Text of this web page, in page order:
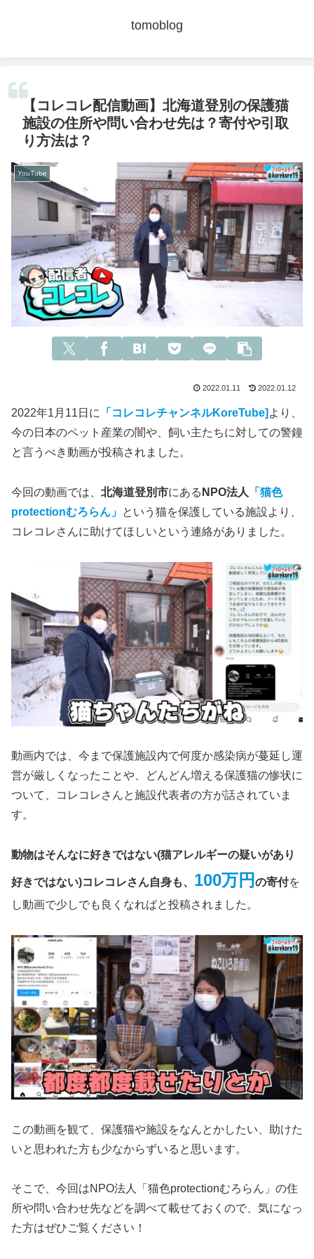
tomoblog
【コレコレ配信動画】北海道登別の保護猫
施設の住所や問い合わせ先は？寄付や引取
り方法は？
YouTube
2022.01.11 2022.01.12
2022年1月11日に 「コレコレチャンネルKoreTube] より、
今の日本のペット産業の闇や、飼い主たちに対しての警鐘
と言うべき動画が投稿されました。
今回の動画では、 北海道登別市にある NPO法人
「猫色
protectionむろらん」 という猫を保護している施設より、
コレコレさんに助けてほしいという連絡がありました。
動画内では、今まで保護施設内で何度か感染病が蔓延し運
営が厳しくなったことや、どんどん増える保護猫の惨状に
ついて、コレコレさんと施設代表者の方が話されていま
す。
動物はそんなに好きではない(猫アレルギーの疑いがあり
好きではない)コレコレさん自身も、 100万円 の寄付を
し動画で少しでも良くなればと投稿されました。
この動画を観て、保護猫や施設をなんとかしたい、助けた
いと思われた方も少なからずいると思います。
そこで、今回はNPO法人「猫色protectionむろらん」の住
所や問い合わせ先などを調べて載せておくので、気になっ
た方はぜひご覧ください！